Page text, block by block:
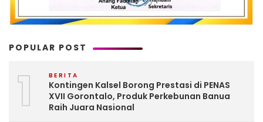
POPULAR POST
1 BERITA
Kontingen Kalsel Borong Prestasi di PENAS
XVII Gorontalo, Produk Perkebunan Banua
Raih Juara Nasional